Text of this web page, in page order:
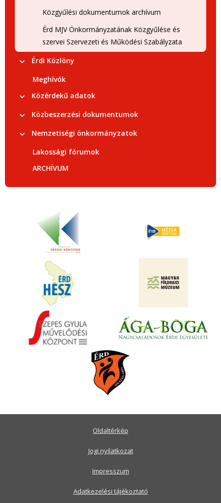
Közgyűlési dokumentumok archívum
Érd MJV Önkormányzatának Közgyűlése és
szervei Szervezeti és Működési Szabályzata
Érdi Közlöny
Meghívók
Közérdekű adatok
Közbeszerzési dokumentumok
Nemzetiségi önkormányzatok
Lakossági fórumok
ARCHÍVUM
Oldaltérkép
Jogi nyilatkozat
Impresszum
Adatkezelési tájékoztató